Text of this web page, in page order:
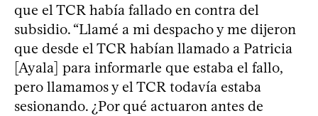
que el TCR había fallado en contra del
subsidio. “Llamé a mi despacho y me dijeron
que desde el TCR habían llamado a Patricia
[Ayala] para informarle que estaba el fallo,
pero llamamos y el TCR todavía estaba
sesionando. ¿Por qué actuaron antes de